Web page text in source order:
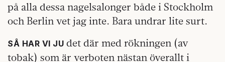
på alla dessa nagelsalonger både i Stockholm
och Berlin vet jag inte. Bara undrar lite surt.
SÅ HAR VI JU det där med rökningen (av
tobak) som är verboten nästan överallt i